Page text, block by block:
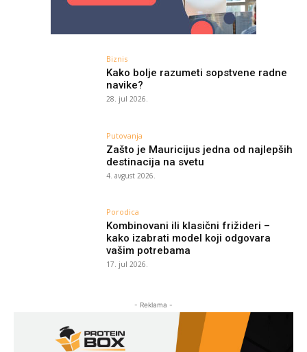
Biznis
Kako bolje razumeti sopstvene radne
navike?
28. jul 2026.
Putovanja
Zašto je Mauricijus jedna od najlepših
destinacija na svetu
4. avgust 2026.
Porodica
Kombinovani ili klasični frižideri –
kako izabrati model koji odgovara
vašim potrebama
17. jul 2026.
- Reklama -